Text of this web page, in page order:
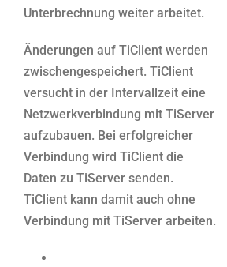
Unterbrechnung weiter arbeitet.
Änderungen auf TiClient werden
zwischengespeichert. TiClient
versucht in der Intervallzeit eine
Netzwerkverbindung mit TiServer
aufzubauen. Bei erfolgreicher
Verbindung wird TiClient die
Daten zu TiServer senden.
TiClient kann damit auch ohne
Verbindung mit TiServer arbeiten.